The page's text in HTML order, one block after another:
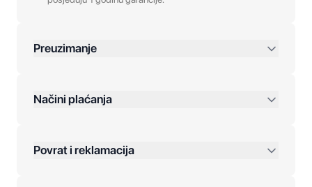
Preuzimanje
Načini plaćanja
Povrat i reklamacija